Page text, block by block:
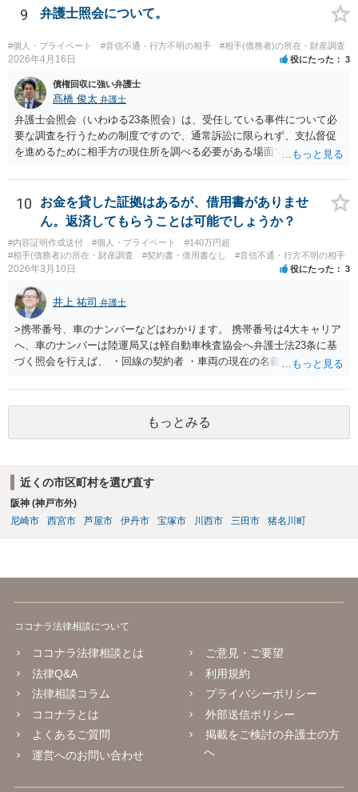
み、費用倒れとなってしまいます。 おそらくはキャンセルされた腹い
せとして一種の捨て台詞的に「弁護士」や「内容証明」という言葉を
使っているのでしょう。 可能性という言葉を使う以上、ゼロとは言え
ませんが、気に病む必要はないと思われます。
9 弁護士照会について。
#個人・プライベート #音信不通・行方不明の相手 #相手(債務者)の所在・財産調査
2026年4月16日 役にたった 3
債権回収に強い弁護士
髙橋 俊太 弁護士
弁護士会照会（いわゆる23条照会）は、受任している事件について必
要な調査を行うための制度ですので、通常訴訟に限られず、支払督促
を進めるために相手方の現住所を調べる必要がある場面でも利用が検
は「住所調査だけ単体」で依頼するものではなく、支払督促申立てな
どの事件そのものを弁護士に依頼した上で、その事件処理の一環とし
て行う必要があります。また、23条照会をかければ必ず住所が判明す
るとは限りません。どの情報を手掛かりに、どこに照会するか、照会
先が回答に応じるかによって結果は変わります。したがって、支払督
促の段階でも利用は可能だが、成功するかは事案次第ということにな
護士に「支払督促申立てを前提に住所調査もお願いしたい」と相談す
るのがよいと思われます。
10
お金を貸した証拠はあるが、借用書がありませ
ん。返済してもらうことは可能でしょうか？
#内容証明作成送付 #個人・プライベート
#140万円超
#相手(債務者)の所在・財産調査
#契約書・借用書なし #音信不通・行方不明の相手
2026年3月10日 役にたった 3
井上 祐司 弁護士
>携帯番号、車のナンバーなどはわかります。 携帯番号は4大キャリア
へ、車のナンバーは陸運局又は軽自動車検査協会へ弁護士法23条に基
づく照会を行えば、 ・回線の契約者 ・車両の現在の名義人 は、分か
義人であれば住所の特定につながりますが、 ・元彼・元カノ名義の回
線を使用している ・友人の車を借りたり名義残りのまま使用している
場合が稀にあり、この場合は照会しても住所の特定ができない場合も
しばしば存在します。 なお、貸金返還請求事件の受任を前提とせず弁
もっとみる
近くの市区町村を選び直す
阪神 (神戸市外)
尼崎市
西宮市 芦屋市 伊丹市 宝塚市 川西市 三田市 猪名川町
ココナラ法律相談について
ココナラ法律相談とは
法律Q&A
法律相談コラム
ココナラとは
よくあるご質問
運営へのお問い合わせ
ご意見・ご要望
利用規約
プライバシーポリシー
外部送信ポリシー
掲載をご検討の弁護士の方
へ